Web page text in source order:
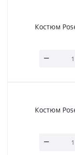
Костюм
Костюм